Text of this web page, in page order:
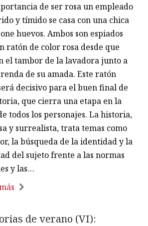
de ser rosa un empleado
y tímido se casa con una chica
huevos. Ambos son espiados
ratón de color rosa desde que
el tambor de la lavadora junto a
de su amada. Este ratón
decisivo para el buen final de
que cierra una etapa en la
todos los personajes. La historia,
y surrealista, trata temas como
la búsqueda de la identidad y la
del sujeto frente a las normas
y las…
de verano (VI):